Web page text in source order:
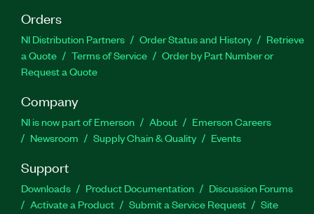
Orders
NI Distribution Partners Order Status and History
Retrieve
a Quote
Terms of Service
Order by Part Number or
Request a Quote
Company
NI is now part of Emerson About
Emerson Careers
Newsroom
Supply Chain & Quality Events
Support
Downloads Product Documentation
Discussion Forums
Activate a Product
Submit a Service Request
Site